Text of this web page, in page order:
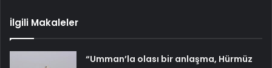
İlgili Makaleler
“Umman’la olası bir anlaşma, Hürmüz